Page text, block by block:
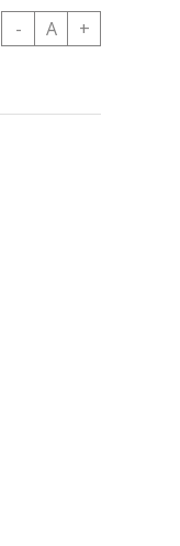
- A +